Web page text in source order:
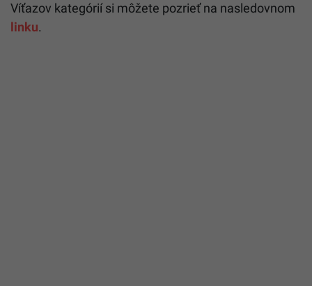
Víťazov kategórií si môžete pozrieť na nasledovnom
linku.